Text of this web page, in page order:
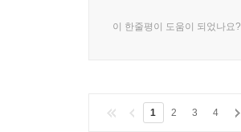
이 한줄평이 도움이 되었나요?
1 2 3 4